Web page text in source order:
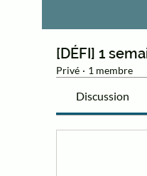
[DÉFI] 1
Privé · 1 membre
Discussion